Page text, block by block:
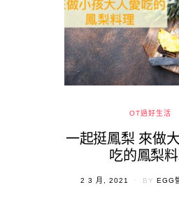
OT過好生活
一起挺鳳梨 來做
吃的鳳梨
POSTED
2 3 月, 2021 BY EGG